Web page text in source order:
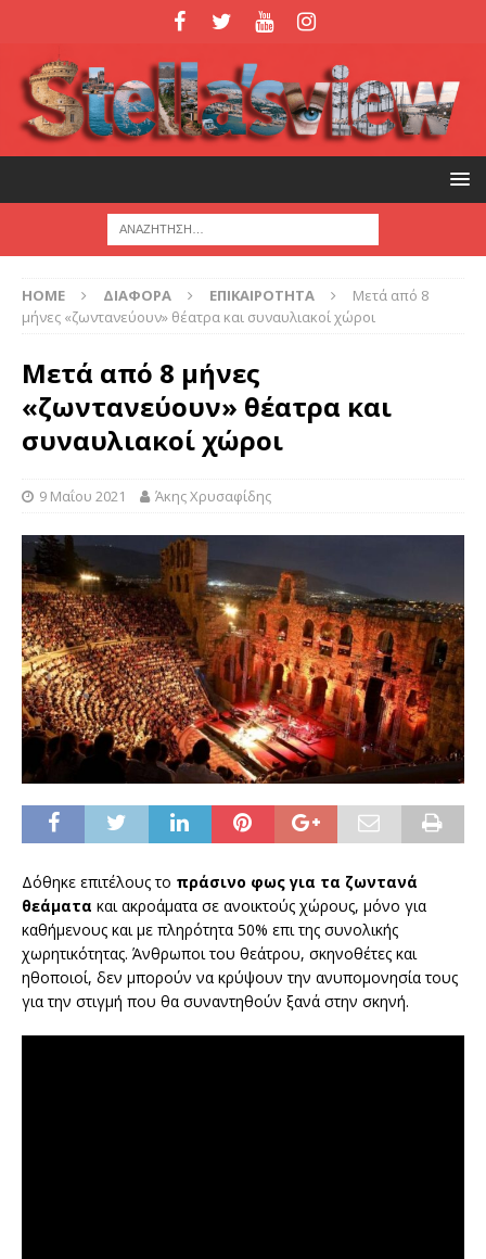
HOME ΔΙΑΦΟΡΑ ΕΠΙΚΑΙΡΟΤΗΤΑ
Μετά από 8
μήνες «ζωντανεύουν» θέατρα και συναυλιακοί χώροι
Μετά από 8 μήνες
«ζωντανεύουν» θέατρα και
συναυλιακοί χώροι
9 Μαΐου 2021 Άκης Χρυσαφίδης
Δόθηκε επιτέλους το πράσινο φως για τα ζωντανά
θεάματα και ακροάματα σε ανοικτούς χώρους, μόνο για
καθήμενους και με πληρότητα 50% επι της συνολικής
χωρητικότητας. Άνθρωποι του θεάτρου, σκηνοθέτες και
ηθοποιοί, δεν μπορούν να κρύψουν την ανυπομονησία τους
για την στιγμή που θα συναντηθούν ξανά στην σκηνή.